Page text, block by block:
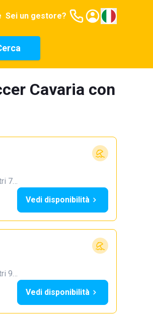
Sei un gestore?
Cavaria con
7…
Vedi disponibilità
9…
Vedi disponibilità